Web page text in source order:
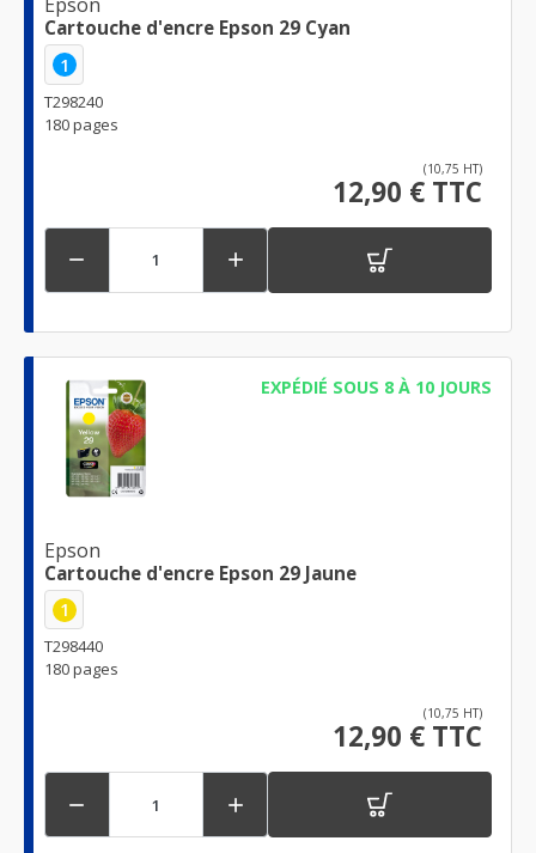
Epson
Cartouche d'encre Epson 29 Cyan
1
T298240
180 pages
(10,75 HT)
12,90 € TTC
 
EXPÉDIÉ SOUS 8 À 10 JOURS
Epson
Cartouche d'encre Epson 29 Jaune
1
T298440
180 pages
(10,75 HT)
12,90 € TTC
 